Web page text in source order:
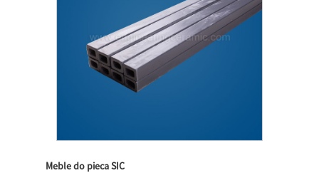
Meble do pieca SIC